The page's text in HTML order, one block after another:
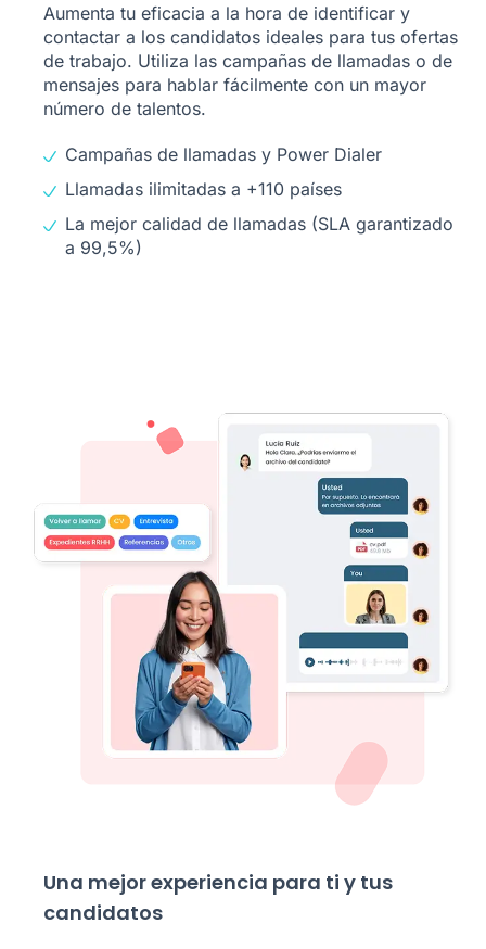
Aumenta tu eficacia a la hora de identificar y
contactar a los candidatos ideales para tus ofertas
de trabajo. Utiliza las campañas de llamadas o de
mensajes para hablar fácilmente con un mayor
número de talentos.
Campañas de llamadas y Power Dialer
Llamadas ilimitadas a +110 países
La mejor calidad de llamadas (SLA garantizado
a 99,5%)
Una mejor experiencia para ti y tus
candidatos